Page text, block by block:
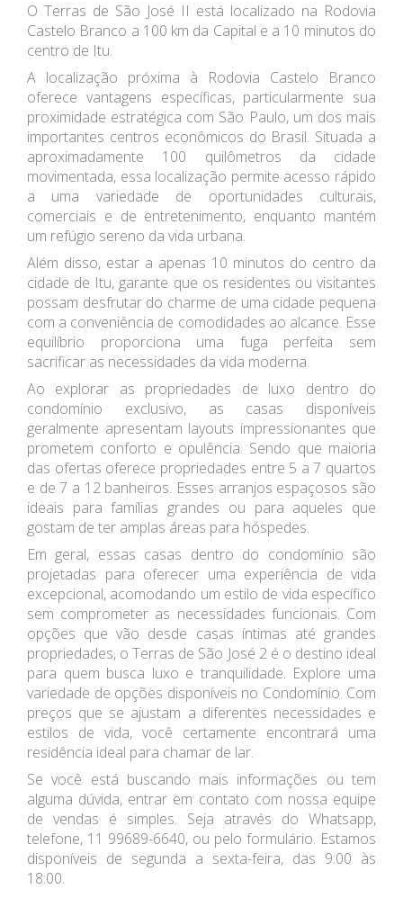
O Terras de São José II está localizado na Rodovia
Castelo Branco a 100 km da Capital e a 10 minutos do
centro de Itu.
A localização próxima à Rodovia Castelo Branco
oferece vantagens específicas, particularmente sua
proximidade estratégica com São Paulo, um dos mais
importantes centros econômicos do Brasil. Situada a
aproximadamente 100 quilômetros da cidade
movimentada, essa localização permite acesso rápido
a uma variedade de oportunidades culturais,
comerciais e de entretenimento, enquanto mantém
um refúgio sereno da vida urbana.
Além disso, estar a apenas 10 minutos do centro da
cidade de Itu, garante que os residentes ou visitantes
possam desfrutar do charme de uma cidade pequena
com a conveniência de comodidades ao alcance. Esse
equilíbrio proporciona uma fuga perfeita sem
sacrificar as necessidades da vida moderna.
Ao explorar as propriedades de luxo dentro do
condomínio exclusivo, as casas disponíveis
geralmente apresentam layouts impressionantes que
prometem conforto e opulência. Sendo que maioria
das ofertas oferece propriedades entre 5 a 7 quartos
e de 7 a 12 banheiros. Esses arranjos espaçosos são
ideais para famílias grandes ou para aqueles que
gostam de ter amplas áreas para hóspedes.
Em geral, essas casas dentro do condomínio são
projetadas para oferecer uma experiência de vida
excepcional, acomodando um estilo de vida específico
sem comprometer as necessidades funcionais. Com
opções que vão desde casas íntimas até grandes
propriedades, o Terras de São José 2 é o destino ideal
para quem busca luxo e tranquilidade. Explore uma
variedade de opções disponíveis no Condomínio. Com
preços que se ajustam a diferentes necessidades e
estilos de vida, você certamente encontrará uma
residência ideal para chamar de lar.
Se você está buscando mais informações ou tem
alguma dúvida, entrar em contato com nossa equipe
de vendas é simples. Seja através do Whatsapp,
telefone, 11 99689-6640, ou pelo formulário. Estamos
disponíveis de segunda a sexta-feira, das 9:00 às
18:00.